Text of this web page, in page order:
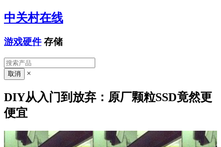
中关村在线
游戏硬件 存储
×
DIY从入门到放弃：原厂颗粒SSD竟然更
便宜